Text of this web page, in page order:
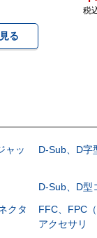
る
税
ャッ
D-Sub、D字
D-Sub、D型
クタ
FFC、FPC
アクセサリ